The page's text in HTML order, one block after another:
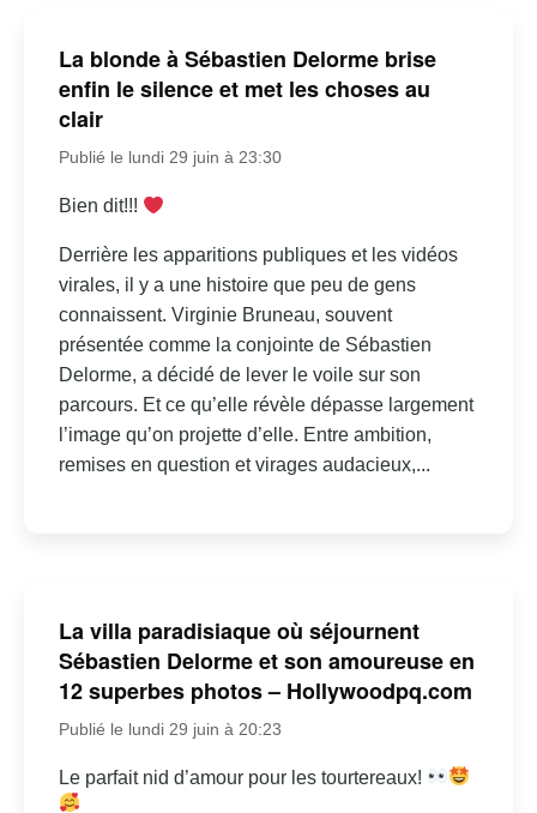
La blonde à Sébastien Delorme brise
enfin le silence et met les choses au
clair
Publié le lundi 29 juin à 23:30
Bien dit!!!
Derrière les apparitions publiques et les vidéos
virales, il y a une histoire que peu de gens
connaissent. Virginie Bruneau, souvent
présentée comme la conjointe de Sébastien
Delorme, a décidé de lever le voile sur son
parcours. Et ce qu’elle révèle dépasse largement
l’image qu’on projette d’elle. Entre ambition,
remises en question et virages audacieux,...
La villa paradisiaque où séjournent
Sébastien Delorme et son amoureuse en
12 superbes photos – Hollywoodpq.com
Publié le lundi 29 juin à 20:23
Le parfait nid d’amour pour les tourtereaux!